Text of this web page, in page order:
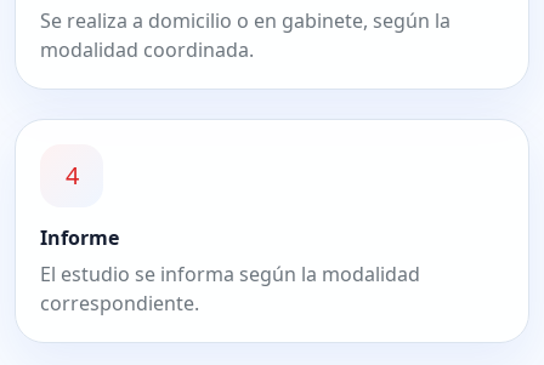
Se realiza a domicilio o en gabinete, según la
modalidad coordinada.
4
Informe
El estudio se informa según la modalidad
correspondiente.